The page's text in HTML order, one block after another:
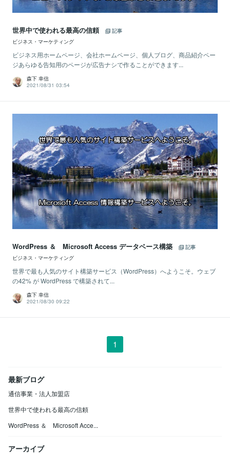
世界中で使われる最高の信頼
記事
ビジネス・マーケティング
ビジネス用ホームページ、会社ホームページ、個人ブログ、商品紹介ペー
ジあらゆる告知用のページが広告ナシで作ることができます...
森下 幸信
2021/08/31 03:54
WordPress ＆ Microsoft Access データベース構築
記事
ビジネス・マーケティング
世界で最も人気のサイト構築サービス（WordPress）へようこそ。ウェブ
の42% が WordPress で構築されて...
森下 幸信
2021/08/30 09:22
1
最新ブログ
通信事業・法人加盟店
世界中で使われる最高の信頼
WordPress ＆ Microsoft Acce...
アーカイブ